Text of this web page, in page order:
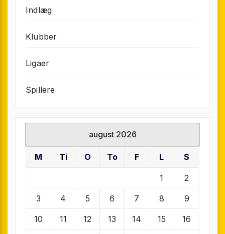
Indlæg
Klubber
Ligaer
Spillere
august 2026
M Ti O To F L S
1 2
3 4 5 6 7 8 9
10 11 12 13 14 15 16